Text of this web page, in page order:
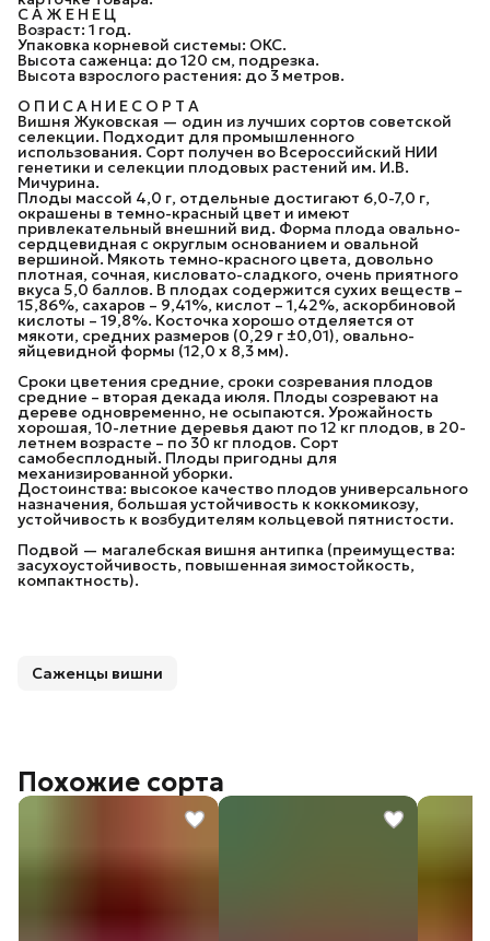
С А Ж Е Н Е Ц
Возраст: 1 год.
Упаковка корневой системы: ОКС.
Высота саженца: до 120 см, подрезка.
Высота взрослого растения: до 3 метров.
О П И С А Н И Е С О Р Т А
Вишня Жуковская — один из лучших сортов советской
селекции. Подходит для промышленного
использования. Сорт получен во Всероссийский НИИ
генетики и селекции плодовых растений им. И.В.
Мичурина.
Плоды массой 4,0 г, отдельные достигают 6,0-7,0 г,
окрашены в темно-красный цвет и имеют
привлекательный внешний вид. Форма плода овально-
сердцевидная с округлым основанием и овальной
вершиной. Мякоть темно-красного цвета, довольно
плотная, сочная, кисловато-сладкого, очень приятного
вкуса 5,0 баллов. В плодах содержится сухих веществ –
15,86%, сахаров – 9,41%, кислот – 1,42%, аскорбиновой
кислоты – 19,8%. Косточка хорошо отделяется от
мякоти, средних размеров (0,29 г ±0,01), овально-
яйцевидной формы (12,0 х 8,3 мм).
Сроки цветения средние, сроки созревания плодов
средние – вторая декада июля. Плоды созревают на
дереве одновременно, не осыпаются. Урожайность
хорошая, 10-летние деревья дают по 12 кг плодов, в 20-
летнем возрасте – по 30 кг плодов. Сорт
самобесплодный. Плоды пригодны для
механизированной уборки.
Достоинства: высокое качество плодов универсального
назначения, большая устойчивость к коккомикозу,
устойчивость к возбудителям кольцевой пятнистости.
Подвой — магалебская вишня антипка (преимущества:
засухоустойчивость, повышенная зимостойкость,
компактность).
Саженцы вишни
Похожие сорта